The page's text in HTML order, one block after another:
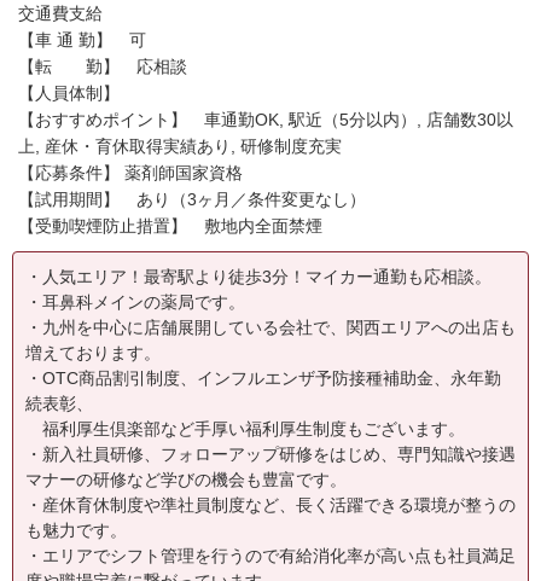
交通費支給
【車 通 勤】 可
【転 勤】 応相談
【人員体制】
【おすすめポイント】 車通勤OK, 駅近（5分以内）, 店舗数30以
上, 産休・育休取得実績あり, 研修制度充実
【応募条件】 薬剤師国家資格
【試用期間】 あり（3ヶ月／条件変更なし）
【受動喫煙防止措置】 敷地内全面禁煙
・人気エリア！最寄駅より徒歩3分！マイカー通勤も応相談。
・耳鼻科メインの薬局です。
・九州を中心に店舗展開している会社で、関西エリアへの出店も
増えております。
・OTC商品割引制度、インフルエンザ予防接種補助金、永年勤
続表彰、
福利厚生倶楽部など手厚い福利厚生制度もございます。
・新入社員研修、フォローアップ研修をはじめ、専門知識や接遇
マナーの研修など学びの機会も豊富です。
・産休育休制度や準社員制度など、長く活躍できる環境が整うの
も魅力です。
・エリアでシフト管理を行うので有給消化率が高い点も社員満足